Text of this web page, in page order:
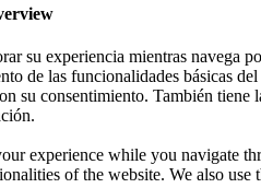
su experiencia mientras navega
de las funcionalidades básicas
su consentimiento. También
experience while you navigate
of the website. We also